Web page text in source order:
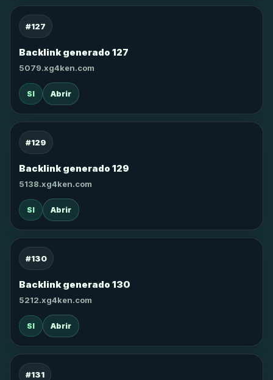
#127
Backlink generado 127
5079.xg4ken.com
SI Abrir
#129
Backlink generado 129
5138.xg4ken.com
SI Abrir
#130
Backlink generado 130
5212.xg4ken.com
SI Abrir
#131